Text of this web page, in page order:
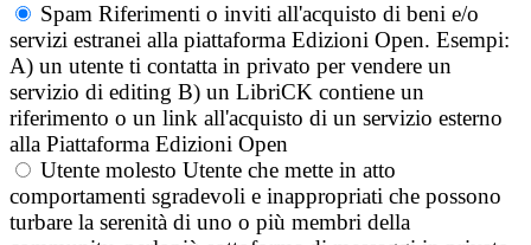
Spam Riferimenti o inviti all'acquisto di beni e/o
servizi estranei alla piattaforma Edizioni Open. Esempi:
A) un utente ti contatta in privato per vendere un
servizio di editing B) un LibriCK contiene un
riferimento o un link all'acquisto di un servizio esterno
alla Piattaforma Edizioni Open
Utente molesto Utente che mette in atto
comportamenti sgradevoli e inappropriati che possono
turbare la serenità di uno o più membri della